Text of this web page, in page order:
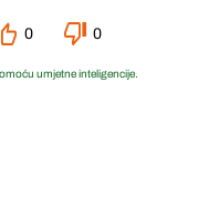
0 0
umjetne inteligencije.